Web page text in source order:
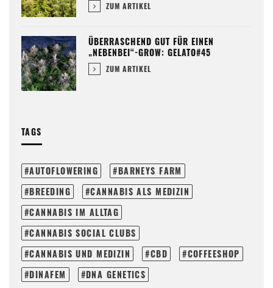
ZUM ARTIKEL
ÜBERRASCHEND GUT FÜR EINEN
„NEBENBEI“-GROW: GELATO#45
ZUM ARTIKEL
TAGS
AUTOFLOWERING
BARNEYS FARM
BREEDING
CANNABIS ALS MEDIZIN
CANNABIS IM ALLTAG
CANNABIS SOCIAL CLUBS
CANNABIS UND MEDIZIN
CBD
COFFEESHOP
DINAFEM
DNA GENETICS